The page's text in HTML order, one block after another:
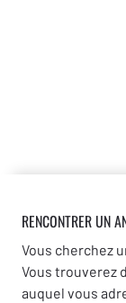
RENCONTRER UN
Vous cherchez
Vous trouverez
auquel vous